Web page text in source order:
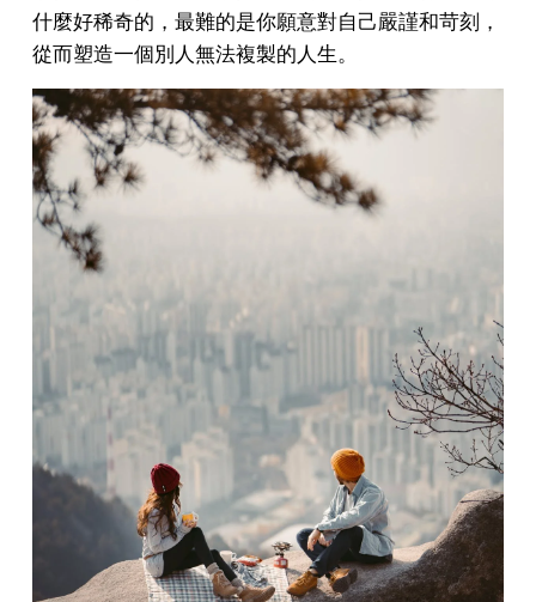
什麼好稀奇的，最難的是你願意對自己嚴謹和苛刻，
從而塑造一個別人無法複製的人生。